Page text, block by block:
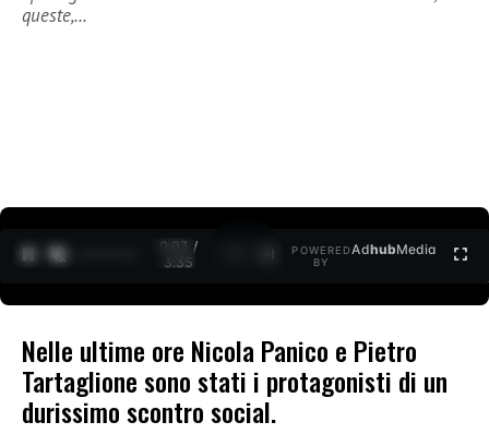
queste,…
0:03 /
3:35
POWERED
BY
AdhubMedia
Nelle ultime ore Nicola Panico e Pietro
Tartaglione sono stati i protagonisti di un
durissimo scontro social.